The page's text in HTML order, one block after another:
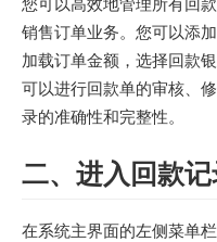
您可以高效地管理所有回
销售订单业务。您可以添
加载订单金额，选择回款
可以进行回款单的审核、
录的准确性和完整性。
二、进入回款
在系统主界面的左侧菜单栏